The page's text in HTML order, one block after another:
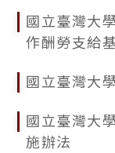
國立臺灣大
作酬勞支給
國立臺灣大
國立臺灣大
施辦法